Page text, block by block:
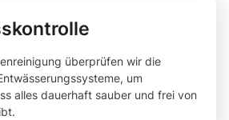
überprüfen wir die
um
alles dauerhaft sauber und frei von